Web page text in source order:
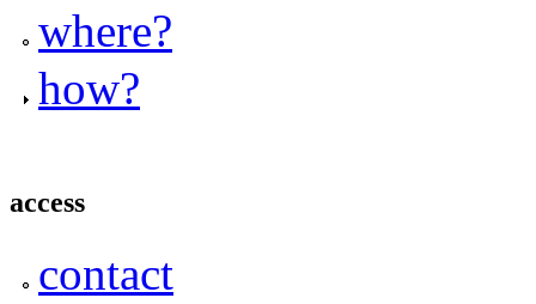
where?
how?
access
contact